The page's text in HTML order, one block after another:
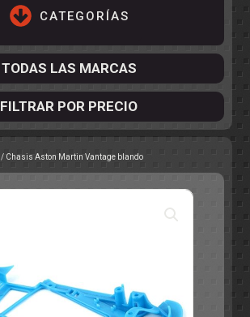
CATEGORÍAS
OTROS
RALLY
TODAS LAS MARCAS
FILTRAR POR PRECIO
/ Chasis Aston Martin Vantage blando